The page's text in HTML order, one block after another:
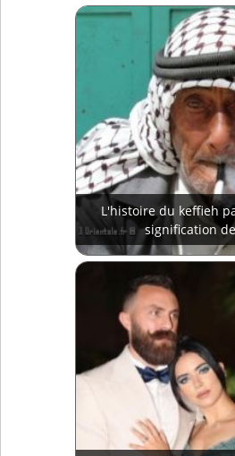
L'histoire du keffieh
signification